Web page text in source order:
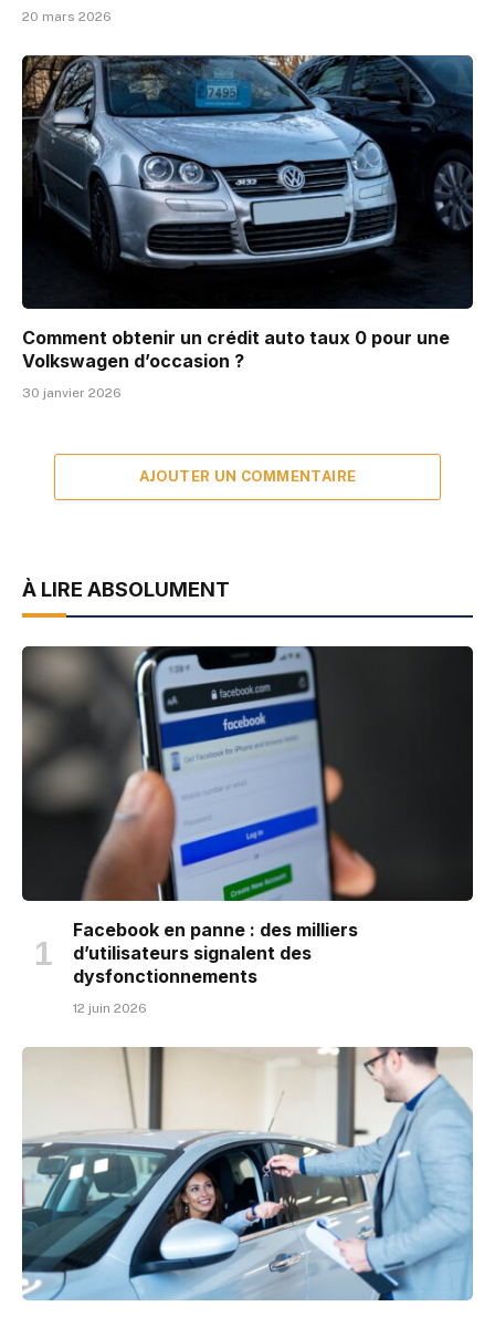
20 mars 2026
Comment obtenir un crédit auto taux 0 pour une
Volkswagen d’occasion ?
30 janvier 2026
AJOUTER UN COMMENTAIRE
À LIRE ABSOLUMENT
Facebook en panne : des milliers
d’utilisateurs signalent des
dysfonctionnements
12 juin 2026